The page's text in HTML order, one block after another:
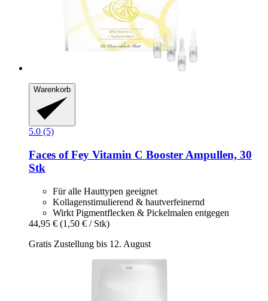
Warenkorb
5.0 (5)
Faces of Fey Vitamin C Booster Ampullen, 30
Stk
Für alle Hauttypen geeignet
Kollagenstimulierend & hautverfeinernd
Wirkt Pigmentflecken & Pickelmalen entgegen
44,95 € (1,50 € / Stk)
Gratis Zustellung bis 12. August